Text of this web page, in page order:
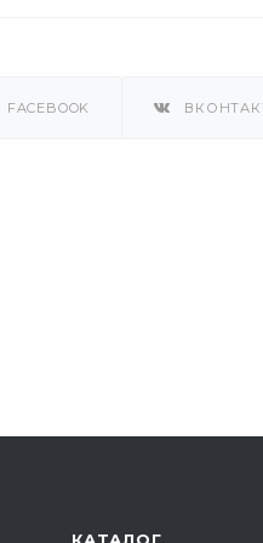
FACEBOOK